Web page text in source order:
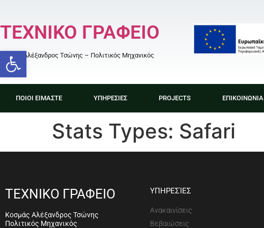
Open toolbar
ΤΕΧΝΙΚΟ ΓΡΑΦΕΙΟ
Κοσμάς Αλέξανδρος Τσώνης – Πολιτικός Μηχανικός
ΠΟΙΟΙ ΕΙΜΑΣΤΕ ΥΠΗΡΕΣΙΕΣ PROJECTS ΕΠΙΚΟΙΝΩΝΙΑ
Stats Types: Safari
ΤΕΧΝΙΚΟ ΓΡΑΦΕΙΟ
Κοσμάς Αλέξανδρος Τσώνης
Πολιτικός Μηχανικός
ΥΠΗΡΕΣΊΕΣ
Ανακαινίσεις
Βεβαιώσεις